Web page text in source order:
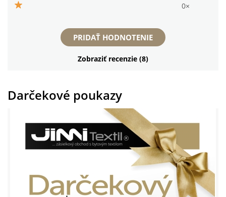
0×
PRIDAŤ HODNOTENIE
Zobraziť recenzie (8)
Darčekové poukazy